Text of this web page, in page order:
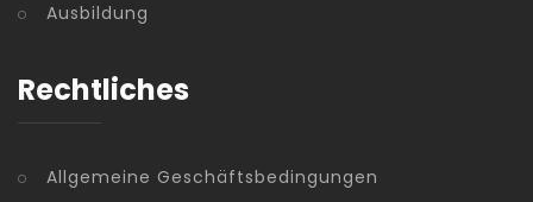
Ausbildung
Rechtliches
Allgemeine Geschäftsbedingungen